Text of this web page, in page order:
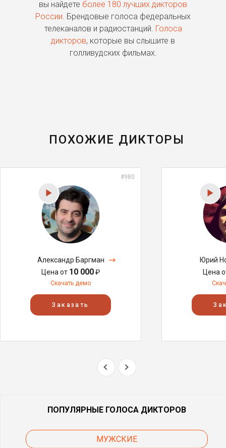
вы найдете более 180 лучших дикторов
России. Брендовые голоса федеральных
телеканалов и радиостанций. Голоса
дикторов, которые вы слышите в
голливудских фильмах.
ПОХОЖИЕ ДИКТОРЫ
#980
Александр Баргман
Цена от 10 000₽
Скачать демо
Заказать
Юрий
Цена
ПОПУЛЯРНЫЕ ГОЛОСА ДИКТОРОВ
МУЖСКИЕ